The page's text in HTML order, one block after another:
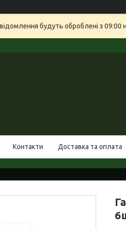
будуть оброблені з
Контакти Доставка та оплата